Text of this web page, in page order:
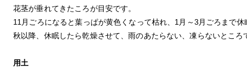
花茎が垂れてきたころが目安です。
11月ごろになると葉っぱが黄色くなって枯れ、1月～3月ごろまで休
秋以降、休眠したら乾燥させて、雨のあたらない、凍らないところ
用土